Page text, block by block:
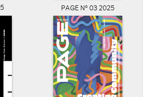
PAGE N° 03 2025